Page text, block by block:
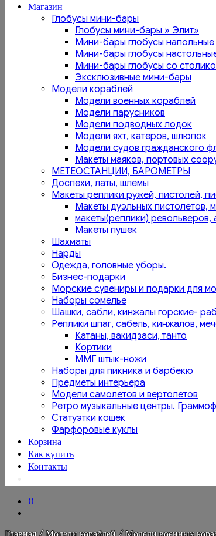
Магазин
Глобусы мини-бары
Глобусы мини-бары » Элит»
Мини-бары глобусы напольные
Мини-бары глобусы
Мини-бары глобусы со
Эксклюзивные мини-бары
Модели кораблей
Модели военных кораблей
Модели парусников
Модели подводных лодок
Модели яхт, катеров, шлюпок
Модели судов гражданского
Макеты маяков, портовых
МЕТЕОСТАНЦИИ, БАРОМЕТРЫ
Доспехи, латы, шлемы
Макеты реплики ружей, пистолей,
Макеты дуэльных пистолетов,
макеты(реплики) револьверов,
Макеты пушек
Шахматы
Нарды
Одежда, головные уборы.
Бизнес-подарки
Морские сувениры и подарки для
Наборы сомелье
Шашки, сабли, кинжалы горские-
Реплики шпаг, сабель, кинжалов,
Катаны, вакидзаси, танто
Кортики
ММГ штык-ножи
Наборы для пикника и барбекю
Предметы интерьера
Модели самолетов и вертолетов
Ретро музыкальные центры.
Статуэтки кошек
Фарфоровые куклы
Корзина
Как купить
Контакты
0
Главная/Модели кораблей /Модели военных